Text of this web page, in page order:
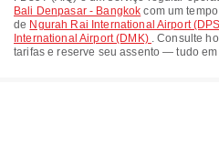
Bali Denpasar - Bangkok com um
de Ngurah Rai International Airport
International Airport (DMK) . Consulte
tarifas e reserve seu assento — tudo